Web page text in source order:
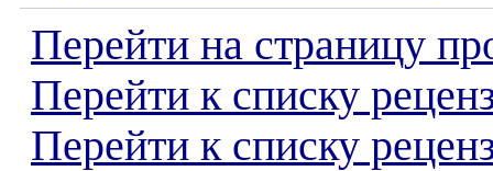
Перейти на страницу
Перейти к списку
Перейти к списку